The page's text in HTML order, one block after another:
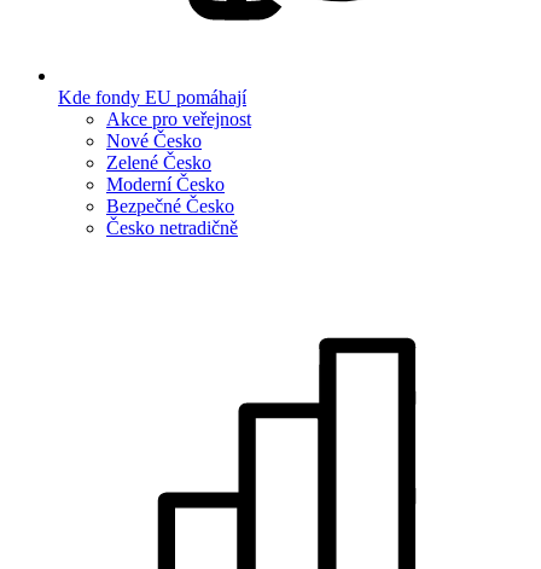
Kde fondy EU pomáhají
Akce pro veřejnost
Nové Česko
Zelené Česko
Moderní Česko
Bezpečné Česko
Česko netradičně